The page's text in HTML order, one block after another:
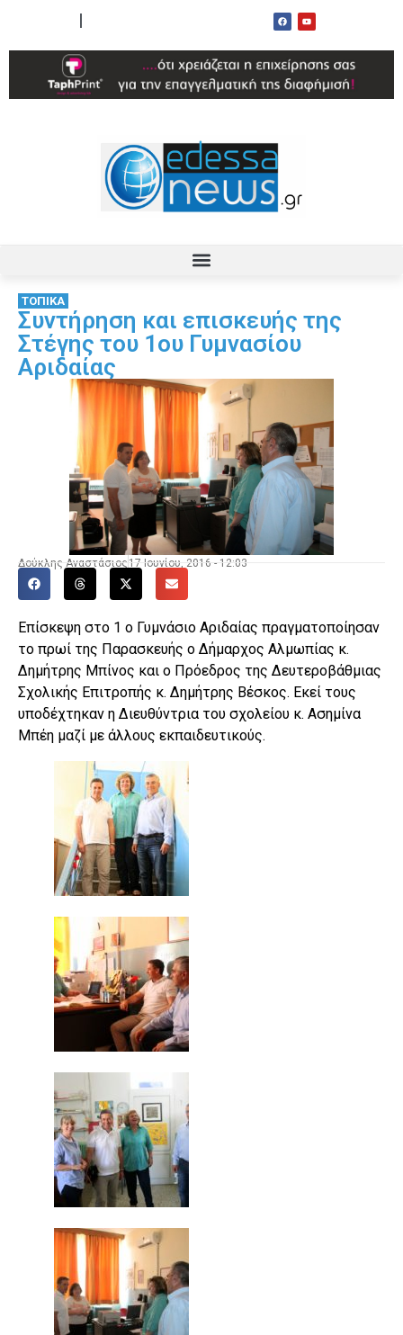
ΤΟΠΙΚΑ
Συντήρηση και επισκευής της
Στέγης του 1ου Γυμνασίου
Αριδαίας
Δούκλης Αναστάσιος 17 Ιουνίου, 2016 - 12:03
Επίσκεψη στο 1 ο Γυμνάσιο Αριδαίας πραγματοποίησαν
το πρωί της Παρασκευής ο Δήμαρχος Αλμωπίας κ.
Δημήτρης Μπίνος και ο Πρόεδρος της Δευτεροβάθμιας
Σχολικής Επιτροπής κ. Δημήτρης Βέσκος. Εκεί τους
υποδέχτηκαν η Διευθύντρια του σχολείου κ. Ασημίνα
Μπέη μαζί με άλλους εκπαιδευτικούς.